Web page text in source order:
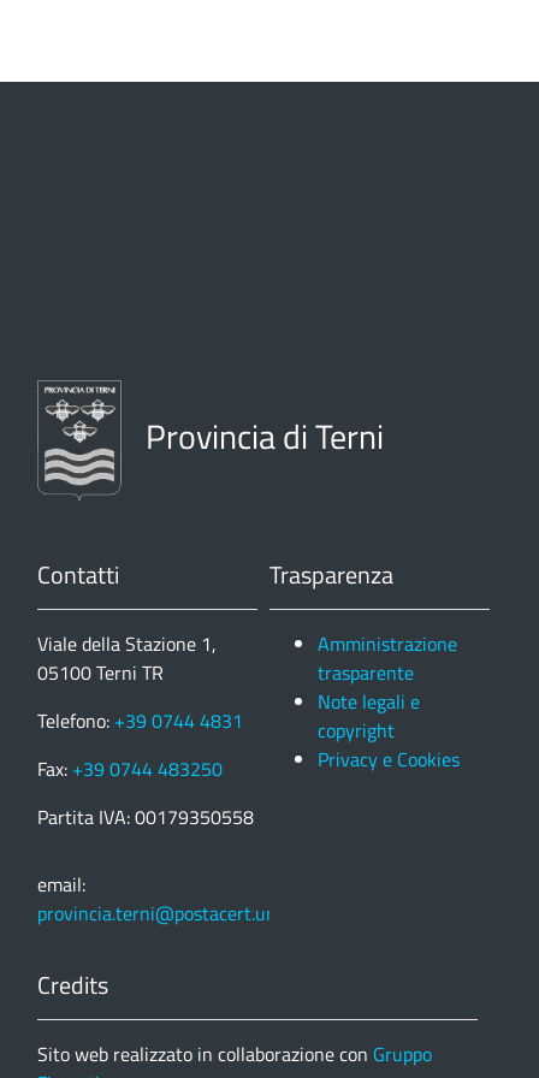
Provincia di Terni
Contatti
Viale della Stazione 1,
05100 Terni TR
Telefono: +39 0744 4831
Fax: +39 0744 483250
Partita IVA: 00179350558
email:
provincia.terni@postacert.umbria.it
Trasparenza
Amministrazione
trasparente
Note legali e
copyright
Privacy e Cookies
Credits
Sito web realizzato in collaborazione con Gruppo